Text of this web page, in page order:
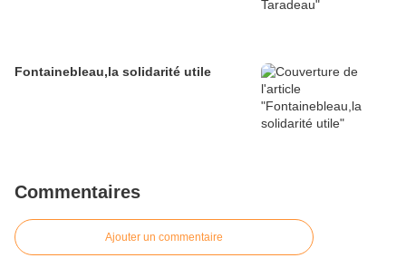
Fontainebleau,la solidarité utile
Commentaires
Ajouter un commentaire